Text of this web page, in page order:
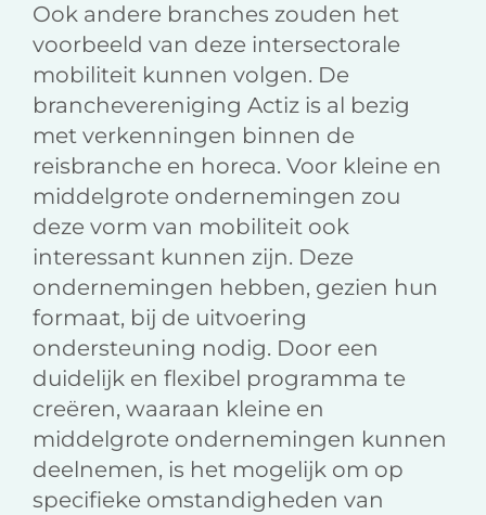
Ook andere branches zouden het
voorbeeld van deze intersectorale
mobiliteit kunnen volgen. De
branchevereniging Actiz is al bezig
met verkenningen binnen de
reisbranche en horeca. Voor kleine en
middelgrote ondernemingen zou
deze vorm van mobiliteit ook
interessant kunnen zijn. Deze
ondernemingen hebben, gezien hun
formaat, bij de uitvoering
ondersteuning nodig. Door een
duidelijk en flexibel programma te
creëren, waaraan kleine en
middelgrote ondernemingen kunnen
deelnemen, is het mogelijk om op
specifieke omstandigheden van